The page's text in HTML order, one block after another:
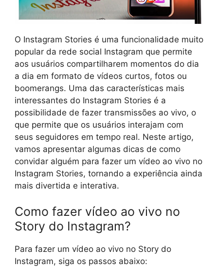
O Instagram Stories é uma funcionalidade muito
popular da rede social Instagram que permite
aos usuários compartilharem momentos do dia
a dia em formato de vídeos curtos, fotos ou
boomerangs. Uma das características mais
interessantes do Instagram Stories é a
possibilidade de fazer transmissões ao vivo, o
que permite que os usuários interajam com
seus seguidores em tempo real. Neste artigo,
vamos apresentar algumas dicas de como
convidar alguém para fazer um vídeo ao vivo no
Instagram Stories, tornando a experiência ainda
mais divertida e interativa.
Como fazer vídeo ao vivo no
Story do Instagram?
Para fazer um vídeo ao vivo no Story do
Instagram, siga os passos abaixo: